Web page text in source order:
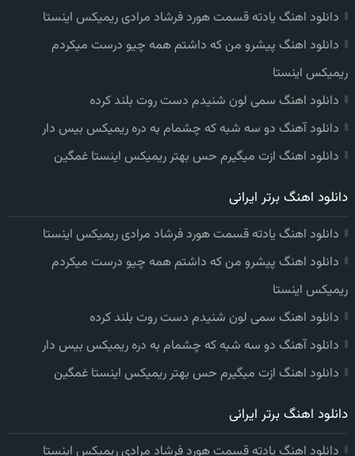
دانلود اهنگ یادته قسمت هورد فرشاد مرادی ریمیکس اینستا
دانلود اهنگ پیشرو من که داشتم همه چیو درست میکردم
ریمیکس اینستا
دانلود اهنگ سمی لون شنیدم دست روت بلند کرده
دانلود آهنگ دو سه شبه که چشمام به دره ریمیکس بیس دار
دانلود اهنگ ازت میگیرم حس بهتر ریمیکس اینستا غمگین
دانلود اهنگ برتر ایرانی
دانلود اهنگ یادته قسمت هورد فرشاد مرادی ریمیکس اینستا
دانلود اهنگ پیشرو من که داشتم همه چیو درست میکردم
ریمیکس اینستا
دانلود اهنگ سمی لون شنیدم دست روت بلند کرده
دانلود آهنگ دو سه شبه که چشمام به دره ریمیکس بیس دار
دانلود اهنگ ازت میگیرم حس بهتر ریمیکس اینستا غمگین
دانلود اهنگ برتر ایرانی
دانلود اهنگ یادته قسمت هورد فرشاد مرادی ریمیکس اینستا